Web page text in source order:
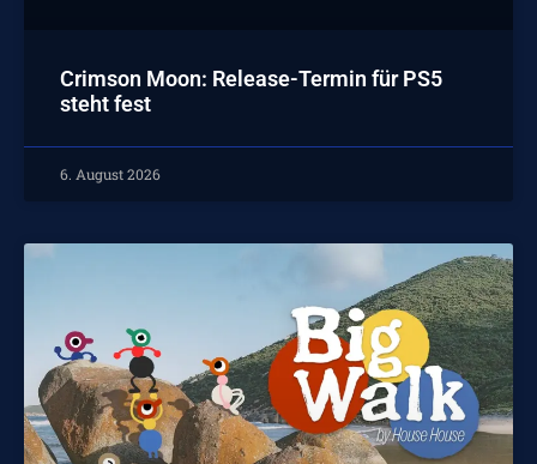
Crimson Moon: Release-Termin für PS5
steht fest
6. August 2026